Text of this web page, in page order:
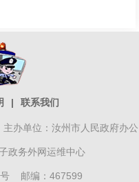
| 联系我们
办单位：汝州市人民政府办公
政务外网运维中心
号 邮编：467599